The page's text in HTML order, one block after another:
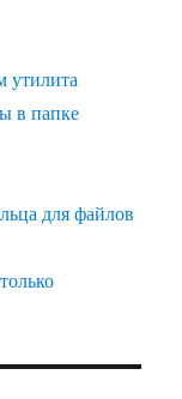
утилита
в папке
для файлов